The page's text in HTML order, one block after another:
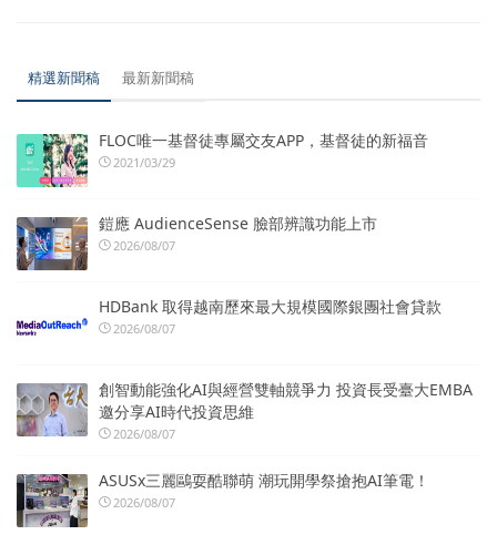
精選新聞稿 最新新聞稿
FLOC唯一基督徒專屬交友APP，基督徒的新福音
2021/03/29
鎧應 AudienceSense 臉部辨識功能上市
2026/08/07
HDBank 取得越南歷來最大規模國際銀團社會貸款
2026/08/07
創智動能強化AI與經營雙軸競爭力 投資長受臺大EMBA
邀分享AI時代投資思維
2026/08/07
ASUSx三麗鷗耍酷聯萌 潮玩開學祭搶抱AI筆電！
2026/08/07